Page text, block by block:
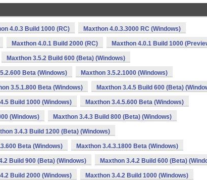
4.0.3 Build 1000 (RC) Maxthon 4.0.3.3000 RC (Windows)
Maxthon 4.0.1 Build 2000 (RC) Maxthon 4.0.1 Build 1000
Maxthon 3.5.2 Build 600 (Beta) (Windows)
Beta (Windows) Maxthon 3.5.2.1000 (Windows)
3.5.1.800 Beta (Windows) Maxthon 3.4.5 Build 600 (Beta)
Build 1000 (Windows) Maxthon 3.4.5.600 Beta (Windows)
(Windows) Maxthon 3.4.3 Build 800 (Beta) (Windows)
3.4.3 Build 1200 (Beta) (Windows)
Beta (Windows) Maxthon 3.4.3.1800 Beta (Windows)
Build 900 (Beta) (Windows) Maxthon 3.4.2 Build 600 (Beta)
Build 2000 (Windows) Maxthon 3.4.2 Build 1000 (Windows)